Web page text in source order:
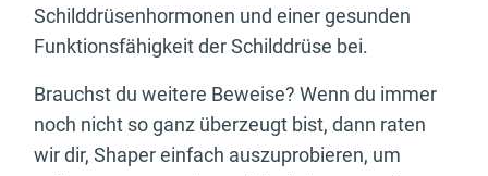
Schilddrüsenhormonen und einer gesunden
Funktionsfähigkeit der Schilddrüse bei.
Brauchst du weitere Beweise? Wenn du immer
noch nicht so ganz überzeugt bist, dann raten
wir dir, Shaper einfach auszuprobieren, um